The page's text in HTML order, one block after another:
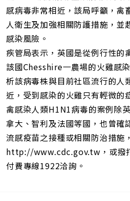
感病毒非常相近，該局呼籲，禽
人衛生及加強相關防護措施，並
感染風險。
疾管局表示，英國是從例行性的
該國Chesshire一農場的火雞感
析該病毒株與目前社區流行的人
近，受到感染的火雞只有輕微的
禽感染人類H1N1病毒的案例除
拿大、智利及法國等國，也曾確
流感疫苗之接種或相關防治措施
http://www.cdc.gov.tw，或撥
付費專線1922洽詢。